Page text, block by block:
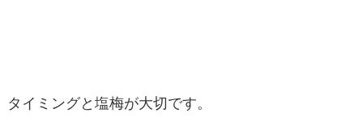
タイミングと塩梅が大切です。